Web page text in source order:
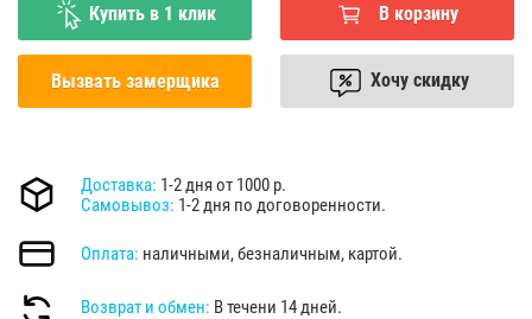
Купить в 1 клик В корзину
Вызвать замерщика Хочу скидку
Доставка: 1-2 дня от 1000 р.
Самовывоз: 1-2 дня по договоренности.
Оплата: наличными, безналичным, картой.
Возврат и обмен: В течени 14 дней.